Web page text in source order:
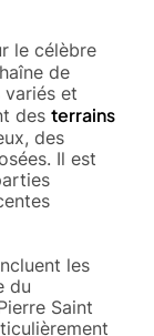
le célèbre
de
variés et
des terrains
des
Il est
les
du
Saint